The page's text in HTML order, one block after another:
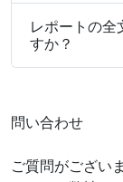
レポートの
すか？
問い合わせ
ご質問がござい